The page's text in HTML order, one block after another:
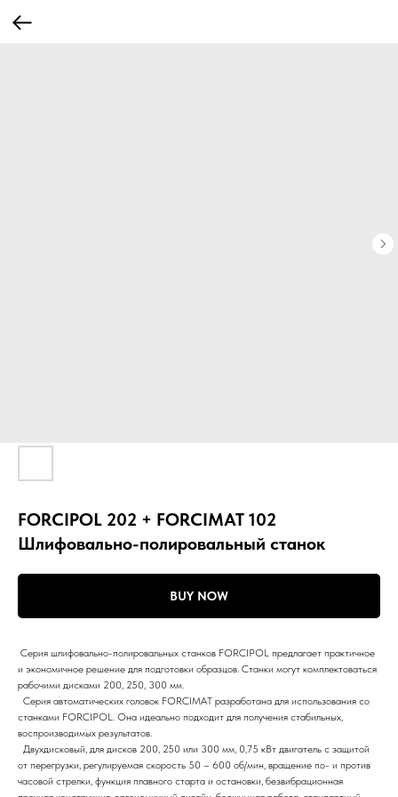
FORCIPOL 202 + FORCIMAT 102
Шлифовально-полировальный станок
BUY NOW
Серия шлифовально-полировальных станков FORCIPOL предлагает практичное
и экономичное решение для подготовки образцов. Станки могут комплектоваться
рабочими дисками 200, 250, 300 мм.
Серия автоматических головок FORCIMAT разработана для использования со
станками FORCIPOL. Она идеально подходит для получения стабильных,
воспроизводимых результатов.
Двухдисковый, для дисков 200, 250 или 300 мм, 0,75 кВт двигатель с защитой
от перегрузки, регулируемая скорость 50 – 600 об/мин, вращение по- и против
часовой стрелки, функция плавного старта и остановки, безвибрационная